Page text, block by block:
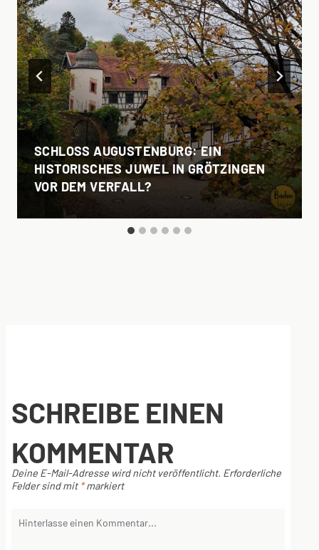
SCHLOSS AUGUSTENBURG: EIN
HISTORISCHES JUWEL IN GRÖTZINGEN
VOR DEM VERFALL?
SCHREIBE EINEN
KOMMENTAR
Deine E-Mail-Adresse wird nicht veröffentlicht. Erforderliche
Felder sind mit *markiert